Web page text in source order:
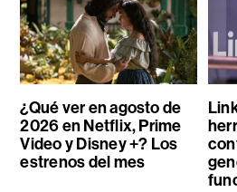
¿Qué ver en agosto de
2026 en Netflix, Prime
Video y Disney +? Los
estrenos del mes